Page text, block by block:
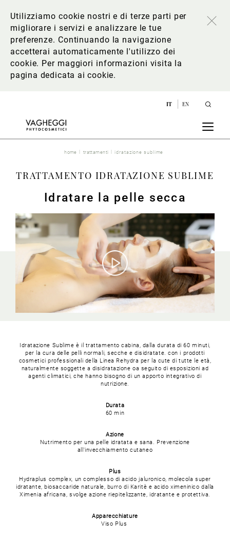
Utilizziamo cookie nostri e di terze parti per
migliorare i servizi e analizzare le tue
preferenze. Continuando la navigazione
accetterai automaticamente l'utilizzo dei
cookie. Per maggiori informazioni visita la
pagina dedicata ai cookie.
IT EN
home trattamenti idratazione sublime
TRATTAMENTO IDRATAZIONE SUBLIME
Idratare la pelle secca
Idratazione Sublime è il trattamento cabina, dalla durata di 60 minuti,
per la cura delle pelli normali, secche e disidratate.con i prodotti
cosmetici professionali della Linea Rehydra per la cute di tutte le età,
naturalmente soggette a disidratazione oa seguito di esposizioni ad
agenti climatici, che hanno bisogno di un apporto integrativo di
nutrizione.
Durata
60 min
Azione
Nutrimento per una pelle idratata e sana. Prevenzione
all'invecchiamento cutaneo
Plus
Hydraplus complex, un complesso di acido jaluronico, molecola super
idratante, biosaccaride naturale, burro di Karitè e acido ximeninico dalla
Ximenia africana, svolge azione riepitelizzante, idratante e protettiva.
Apparecchiature
Viso Plus